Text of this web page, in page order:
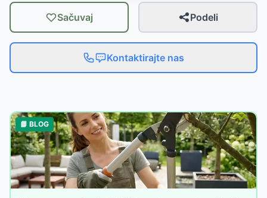
Sačuvaj Podeli
Kontaktirajte nas
📘 BLOG